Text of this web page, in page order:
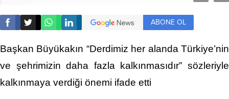
ABONE OL
Başkan Büyükakın “Derdimiz her alanda Türkiye’nin
ve şehrimizin daha fazla kalkınmasıdır” sözleriyle
kalkınmaya verdiği önemi ifade etti